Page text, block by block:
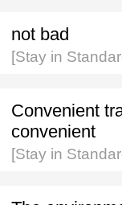
not bad
[Stay in
Convenient
convenient
[Stay in